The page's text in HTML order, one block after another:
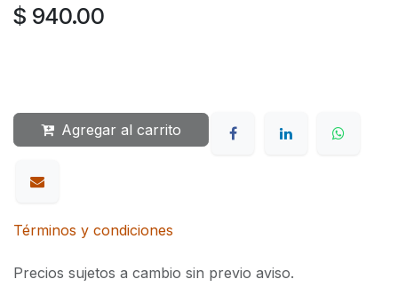
$ 940.00
Agregar al carrito
Términos y condiciones
Precios sujetos a cambio sin previo aviso.